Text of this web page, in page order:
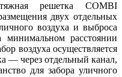
решетка COMBI
двух отдельных
воздуха и выброса
расстоянии
воздуха осуществляется
— через отдельный канал,
для забора уличного